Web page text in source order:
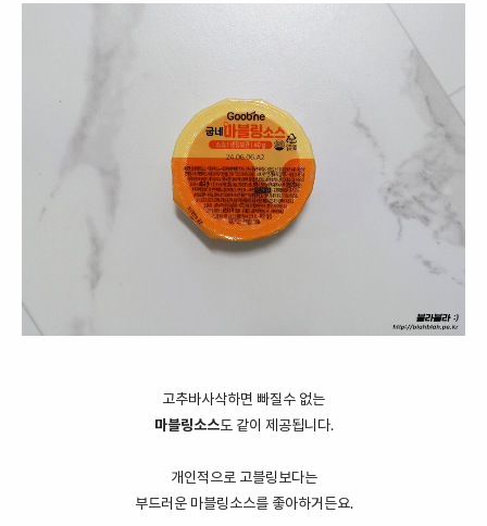
고추바사삭하면 빠질수 없는
마블링소스도 같이 제공됩니다.
개인적으로 고블링보다는
부드러운 마블링소스를 좋아하거든요.